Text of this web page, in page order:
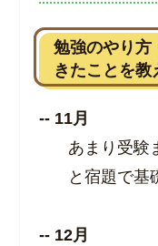
勉強のやり方
きたことを教
11月
あまり受験
と宿題で基
12月